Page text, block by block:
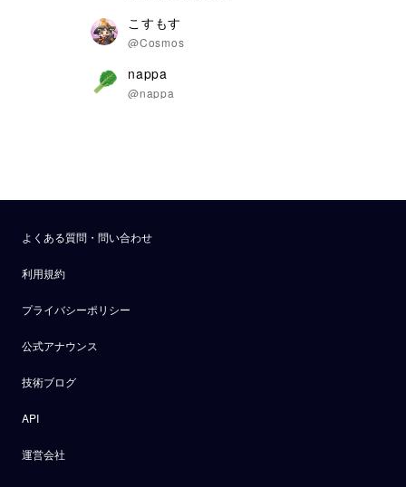
こすもす
@Cosmos
nappa
@nappa
よくある質問・問い合わせ
利用規約
プライバシーポリシー
公式アナウンス
技術ブログ
API
運営会社